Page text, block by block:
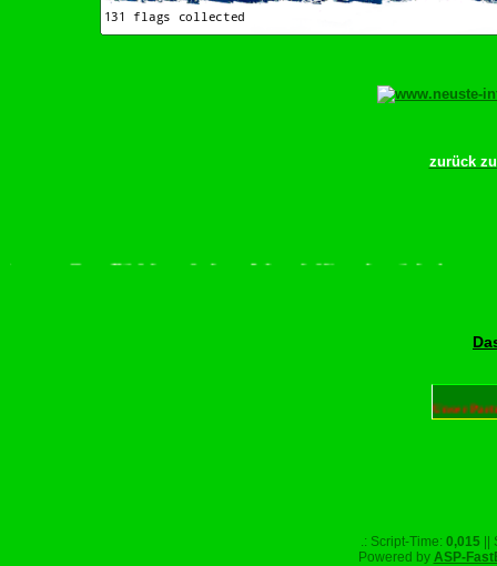
zurück
scrollen–Rädchen drehen–Wurschdfingr bewächn!
.: Script-Time: 0,015
Powered by ASP-